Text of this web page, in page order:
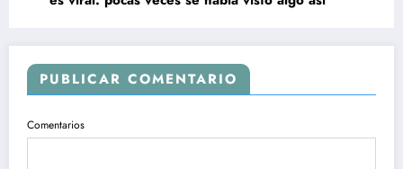
PUBLICAR COMENTARIO
Comentarios